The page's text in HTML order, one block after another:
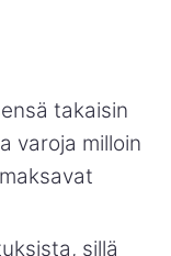
takaisin
varoja milloin
sillä